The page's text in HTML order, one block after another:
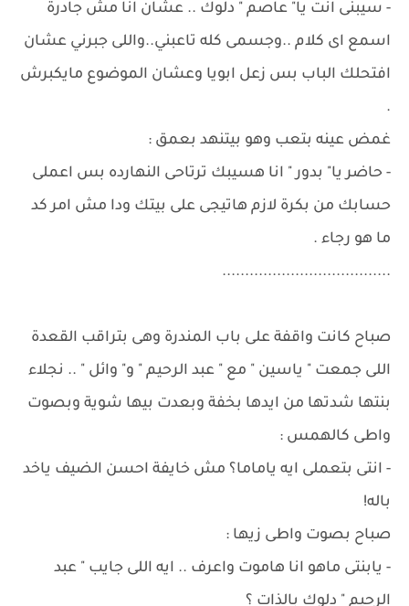
- سيبنى انت يا" عاصم " دلوك .. عشان انا مش جادرة
اسمع اى كلام ..وجسمى كله تاعبني..واللى جبرني عشان
افتحلك الباب بس زعل ابويا وعشان الموضوع مايكبرش
.
غمض عينه بتعب وهو بيتنهد بعمق :
- حاضر يا" بدور " انا هسيبك ترتاحى النهارده بس اعملى
حسابك من بكرة لازم هاتيجى على بيتك ودا مش امر كد
ما هو رجاء .
.....................................
صباح كانت واقفة على باب المندرة وهى بتراقب القعدة
اللى جمعت " ياسين " مع " عبد الرحيم " و" وائل " .. نجلاء
بنتها شدتها من ايدها بخفة وبعدت بيها شوية وبصوت
واطى كالهمس :
- انتى بتعملى ايه ياماما؟ مش خايفة احسن الضيف ياخد
باله!
صباح بصوت واطى زيها :
- يابنتى ماهو انا هاموت واعرف .. ايه اللى جايب " عبد
الرحيم " دلوك بالذات ؟